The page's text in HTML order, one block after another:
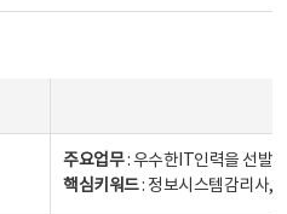
주요업무: 우수한IT인력을 선발
핵심키워드: 정보시스템감리사,